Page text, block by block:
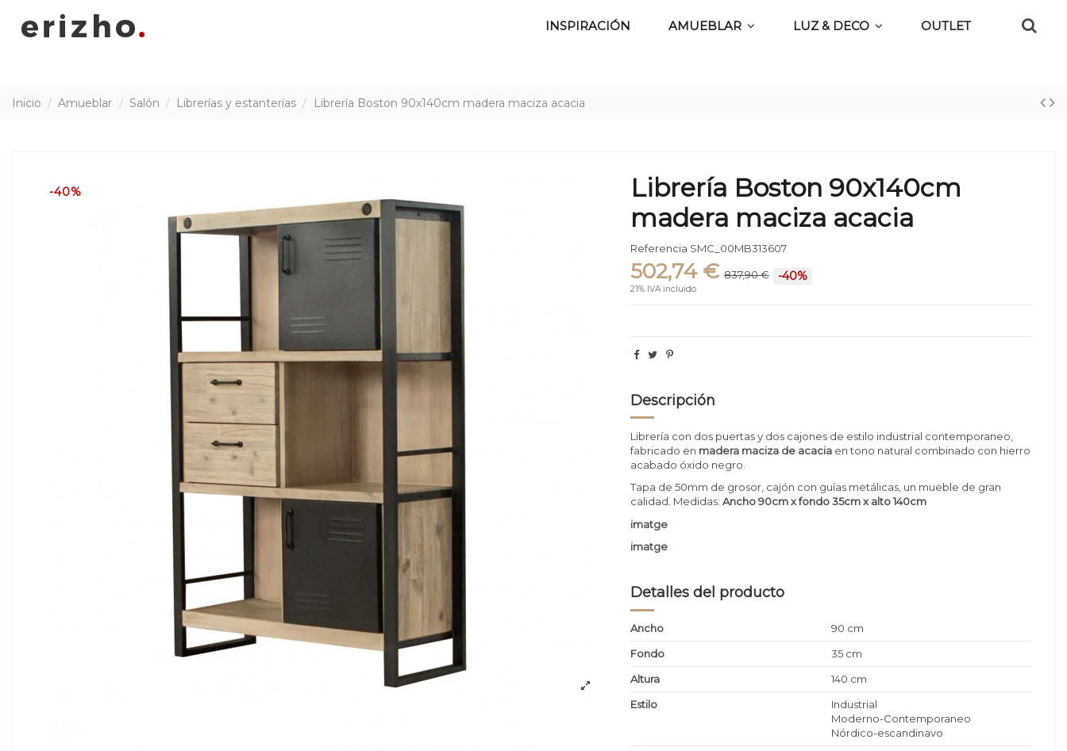
INSPIRACIÓN AMUEBLAR LUZ & DECO OUTLET
Inicio Amueblar Salón Librerías y estanterías Librería Boston 90x140cm madera maciza acacia
-40%
Librería Boston 90x140cm
madera maciza acacia
Referencia SMC_00MB313607
502,74 € 837,90 € -40%
21% IVA incluido
Descripción
Librería con dos puertas y dos cajones de estilo industrial contemporaneo,
fabricado en madera maciza de acacia en tono natural combinado con hierro
acabado óxido negro.
Tapa de 50mm de grosor, cajón con guías metálicas, un mueble de gran
calidad. Medidas:Ancho 90cm x fondo 35cm x alto 140cm
imatge
imatge
Detalles del producto
Ancho
90 cm
Fondo
35 cm
Altura
140 cm
Estilo
Industrial
Moderno-Contemporaneo
Nórdico-escandinavo